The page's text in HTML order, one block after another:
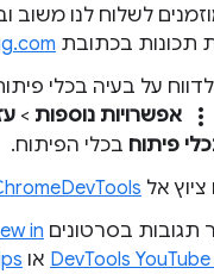
לשלוח לנו משוב
תכונות בכתובת
על בעיה בכלי
more_vert אפשרויות נוספות >
פיתוח בכלי הפיתוח.
אל
תגובות בסרטונים in
DevTools או